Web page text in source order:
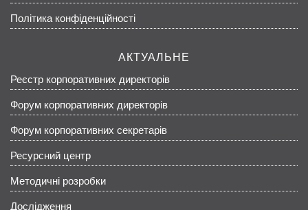
Політика конфіденційності
АКТУАЛЬНЕ
Реєстр корпоративних директорів
Форум корпоративних директорів
Форум корпоративних секретарів
Ресурсний центр
Методичні розробки
Дослідження